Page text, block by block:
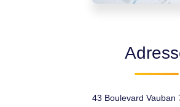
43 Boulevard Vauban